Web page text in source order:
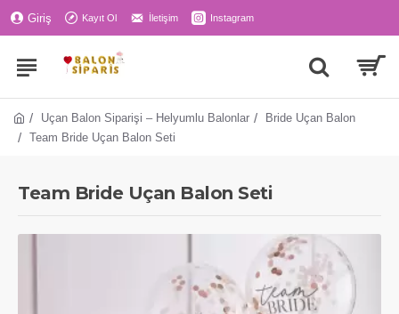
Giriş Kayıt Ol İletişim Instagram
Uçan Balon Siparişi – Helyumlu Balonlar
Bride Uçan Balon
Team Bride Uçan Balon Seti
Team Bride Uçan Balon Seti